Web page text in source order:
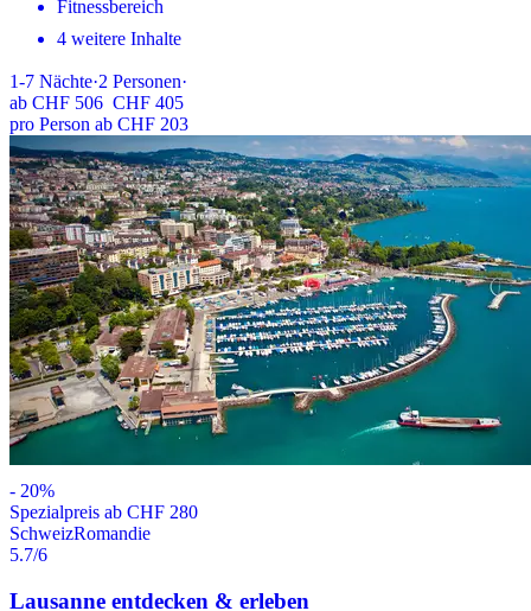
Fitnessbereich
4 weitere Inhalte
1-7 Nächte·2 Personen·
ab CHF 506 CHF 405
pro Person ab CHF 203
- 20%
Spezialpreis ab CHF 280
SchweizRomandie
5.7/6
Lausanne entdecken & erleben